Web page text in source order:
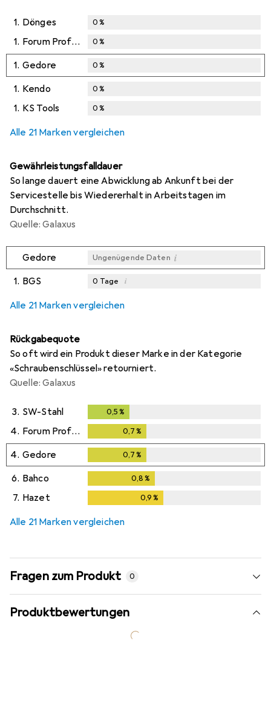
1. Dönges 0%
1. Forum Professional Solutions 0%
1. Gedore 0%
1. Kendo 0%
1. KS Tools 0%
Alle 21 Marken vergleichen
Gewährleistungsfalldauer
So lange dauert eine Abwicklung ab Ankunft bei der
Servicestelle bis Wiedererhalt in Arbeitstagen im
Durchschnitt.
Quelle: Galaxus
Gedore Ungenügende Daten i
1. BGS 0 Tage i
Alle 21 Marken vergleichen
Rückgabequote
So oft wird ein Produkt dieser Marke in der Kategorie
«Schraubenschlüssel» retourniert.
Quelle: Galaxus
3. SW-Stahl 0,5 %
4. Forum Professional Solutions 0,7%
4. Gedore 0,7%
6. Bahco 0,8%
7. Hazet 0,9%
Alle 21 Marken vergleichen
Fragen zum Produkt 0
Produktbewertungen